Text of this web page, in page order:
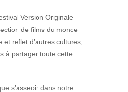
Version Originale
de films du monde
et reflet d’autres cultures,
à partager toute cette
s’asseoir dans notre